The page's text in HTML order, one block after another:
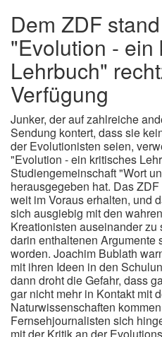
Dem ZDF
"Evolution - ein
Lehrbuch"
Verfügung
Junker, der auf zahlreiche
Sendung kontert, dass sie
der Evolutionisten seien,
"Evolution - ein kritisches
Studiengemeinschaft "Wort
herausgegeben hat. Das
weit im Voraus erhalten, und
sich ausgiebig mit den
Kreationisten auseinander
darin enthaltenen Argumente
worden. Joachim Bublath
mit ihren Ideen in den
dann droht die Gefahr, dass
gar nicht mehr in Kontakt mit
Naturwissenschaften
Fernsehjournalisten sich